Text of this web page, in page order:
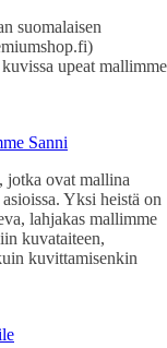
suomalaisen
upeat mallimme
Sanni
jotka ovat mallina
Yksi heistä on
lahjakas mallimme
kuvataiteen,
kuvittamisenkin